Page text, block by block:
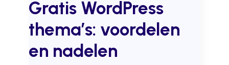
Gratis WordPress
thema’s: voordelen
en nadelen